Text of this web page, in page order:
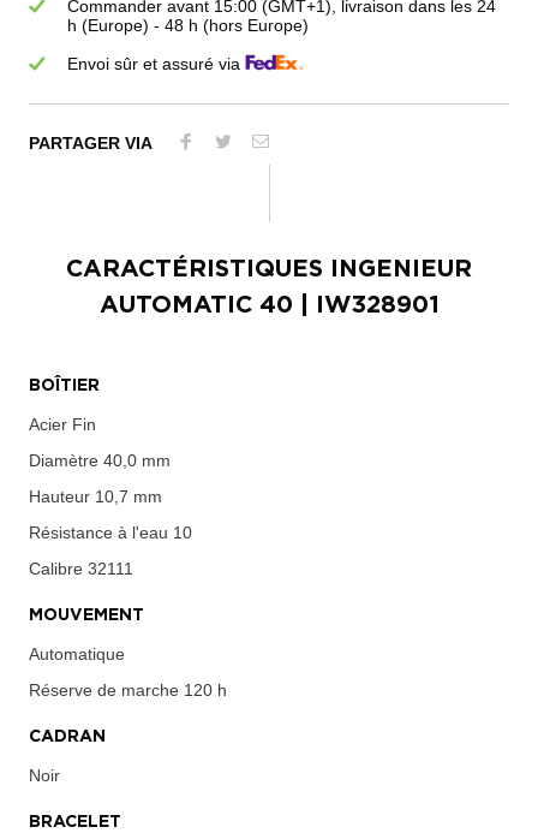
Commander avant 15:00 (GMT+1), livraison dans les 24
h (Europe) - 48 h (hors Europe)
Envoi sûr et assuré via
PARTAGER VIA
CARACTÉRISTIQUES
INGENIEUR
AUTOMATIC 40 | IW328901
BOÎTIER
Acier Fin
Diamètre 40,0 mm
Hauteur 10,7 mm
Résistance à l'eau 10
Calibre 32111
MOUVEMENT
Automatique
Réserve de marche 120 h
CADRAN
Noir
BRACELET